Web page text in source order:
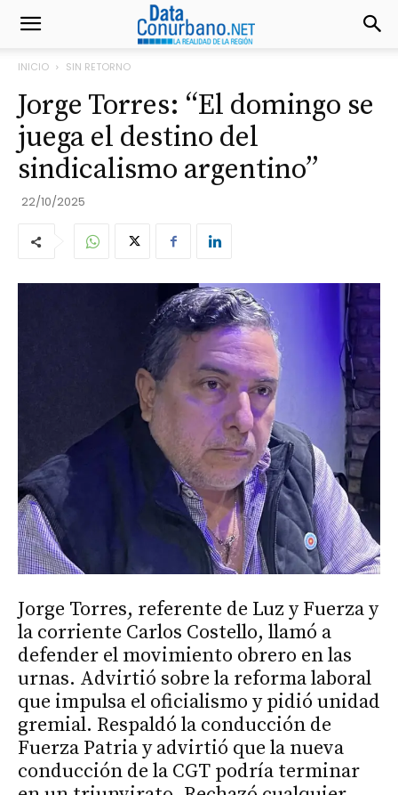
INICIO SIN RETORNO
Jorge Torres: “El domingo se
juega el destino del
sindicalismo argentino”
22/10/2025
Jorge Torres, referente de Luz y Fuerza y
la corriente Carlos Costello, llamó a
defender el movimiento obrero en las
urnas. Advirtió sobre la reforma laboral
que impulsa el oficialismo y pidió unidad
gremial. Respaldó la conducción de
Fuerza Patria y advirtió que la nueva
conducción de la CGT podría terminar